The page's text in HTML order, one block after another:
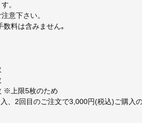
。
意下さい。
料は含みません｡
※上限5枚のため
、2回目のご注文で3,000円(税込)ご購入